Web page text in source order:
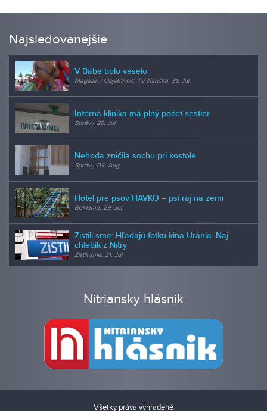
Najsledovanejšie
V Bábe bolo veselo
Magazín / Objektívom TV Nitrička, 31. Jul
Interná klinika má plný počet sestier
Správy, 29. Jul
Nehoda zničila sochu pri kostole
Správy, 04. Aug
Hotel pre psov HAVKO – psí raj na zemi
Reklama, 29. Jul
Zistili sme: Hľadajú fotku kina Uránia. Naj
chlebík z Nitry
Zistili sme, 31. Jul
Nitriansky hlásnik
Všetky práva vyhradené